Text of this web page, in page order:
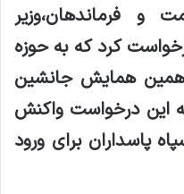
و فرماندهان،وزیر
کرد که به حوزه
همین همایش جانشین
این درخواست واکنش
پاسداران برای ورود